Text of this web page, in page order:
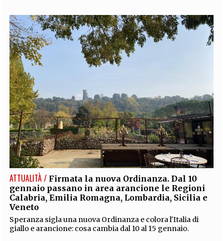
ATTUALITÀ / Firmata la nuova Ordinanza. Dal 10
gennaio passano in area arancione le Regioni
Calabria, Emilia Romagna, Lombardia, Sicilia e
Veneto
Speranza sigla una nuova Ordinanza e colora l'Italia di
giallo e arancione: cosa cambia dal 10 al 15 gennaio.